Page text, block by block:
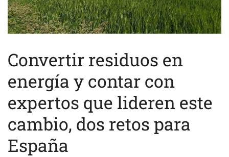
Convertir residuos en
energía y contar con
expertos que lideren este
cambio, dos retos para
España